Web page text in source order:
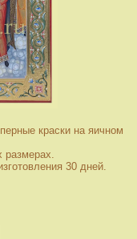
краски на яичном
30 дней.